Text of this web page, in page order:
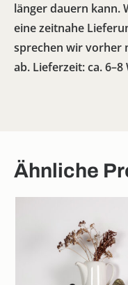
länger dauern kann.
eine zeitnahe
sprechen wir vorher
ab. Lieferzeit: ca. 6–8
Ähnliche